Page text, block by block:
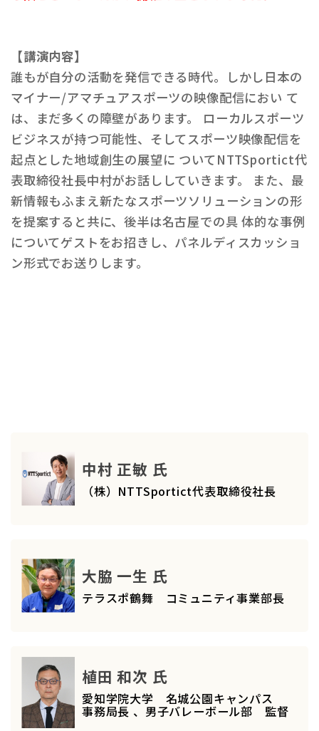
【講演内容】
誰もが自分の活動を発信できる時代。しかし日本の
マイナー/アマチュアスポーツの映像配信におい て
は、まだ多くの障壁があります。 ローカルスポーツ
ビジネスが持つ可能性、そしてスポーツ映像配信を
起点とした地域創生の展望に ついてNTTSportict代
表取締役社長中村がお話ししていきます。 また、最
新情報もふまえ新たなスポーツソリューションの形
を提案すると共に、後半は名古屋での具 体的な事例
についてゲストをお招きし、パネルディスカッショ
ン形式でお送りします。
中村 正敏 氏
（株）NTTSportict代表取締役社長
大脇 一生 氏
テラスポ鶴舞 コミュニティ事業部長
植田 和次 氏
愛知学院大学 名城公園キャンパス
事務局長 、男子バレーボール部 監督